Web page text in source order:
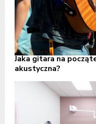
Jaka gitara na
akustyczna?